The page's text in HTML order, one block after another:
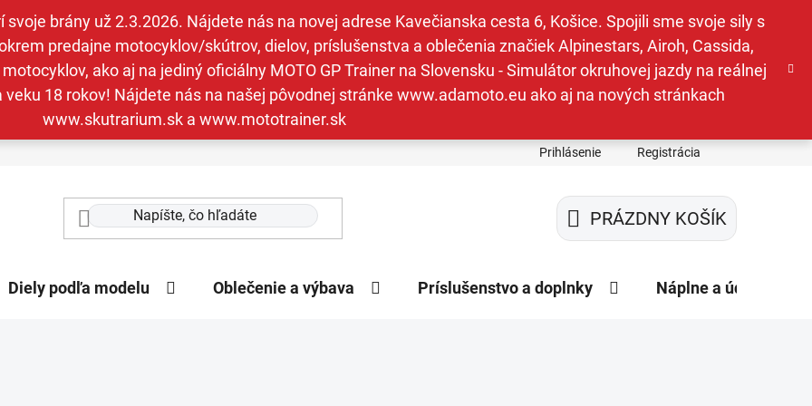
brány už 2.3.2026. Nájdete nás na novej adrese Kavečianska cesta 6, Košice. Spojili sme svoje sily s
predajne motocyklov/skútrov, dielov, príslušenstva a oblečenia značiek Alpinestars, Airoh, Cassida,
ako aj na jediný oficiálny MOTO GP Trainer na Slovensku - Simulátor okruhovej jazdy na reálnej
18 rokov! Nájdete nás na našej pôvodnej stránke www.adamoto.eu ako aj na nových stránkach
www.skutrarium.sk a www.mototrainer.sk
Prihlásenie Registrácia
NÁKUPNÝ
KOŠÍK
PRÁZDNY KOŠÍK
Diely podľa modelu Oblečenie a výbava Príslušenstvo a doplnky Náplne a údržba